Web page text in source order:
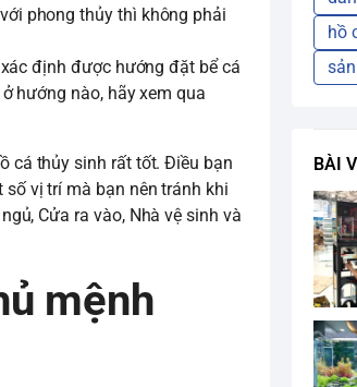
phong thủy thì không phải
định được hướng đặt bể cá
hướng nào, hãy xem qua
cá thủy sinh rất tốt. Điều bạn
vị trí mà bạn nên tránh khi
Cửa ra vào, Nhà vệ sinh và
mệnh
hồ
BÀI